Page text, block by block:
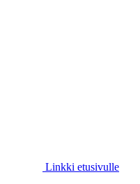
Linkki etusivulle